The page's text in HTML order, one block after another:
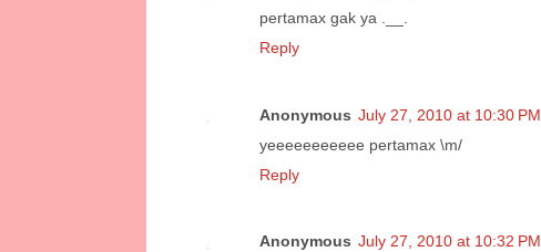
pertamax gak ya .__.
Reply
Anonymous July 27, 2010 at 10:30 PM
yeeeeeeeeeee pertamax \m/
Reply
Anonymous July 27, 2010 at 10:32 PM